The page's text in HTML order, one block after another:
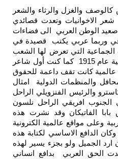
والغزل والرثاء والشعر
شعر الاخوانيات وتعدت قصائدي
صعيد الوطن العربي الى فضاءات
وربما عربي يكتب قصيدة في
الجماعية التي تعرض لها الشعب
الأرمني في ظل الهيمنة العثمانية عام 1915 كما كنت أول شاعر
كانت تقف داعمة للحقوق
والمنظمات الدولية امثال
والرئيس الفنزويلي الراحل
افريقي الراحل نلسون
بابا الفاتيكان وقد نشرت هذه
وعلى مواقع عالمية الكترونية
الدافع الاساسي لكتابة هذه
الجميل ولو بجزء يسير لهذه
الحق العربي بدافع انساني